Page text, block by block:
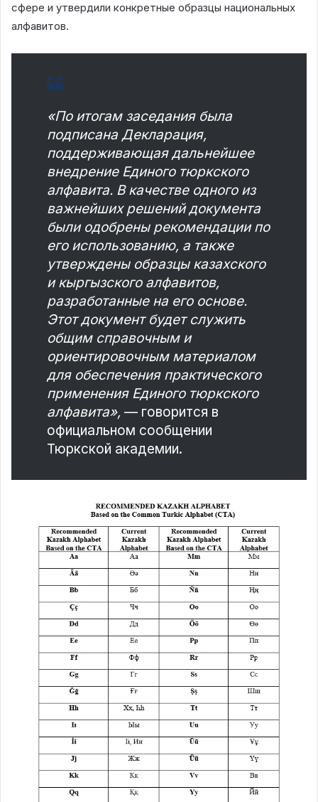
сфере и утвердили конкретные образцы национальных
алфавитов.
«По итогам заседания была
подписана Декларация,
поддерживающая дальнейшее
внедрение Единого тюркского
алфавита. В качестве одного из
важнейших решений документа
были одобрены рекомендации по
его использованию, а также
утверждены образцы казахского
и кыргызского алфавитов,
разработанные на его основе.
Этот документ будет служить
общим справочным и
ориентировочным материалом
для обеспечения практического
применения Единого тюркского
алфавита», — говорится в
официальном сообщении
Тюркской академии.